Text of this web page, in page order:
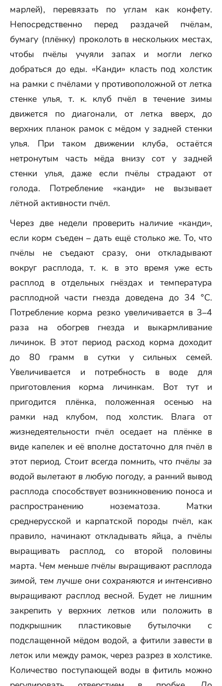
марлей), перевязать по углам как конфету.
Непосредственно перед раздачей пчёлам,
бумагу (плёнку) проколоть в нескольких местах,
чтобы пчёлы учуяли запах и могли легко
добраться до еды. «Канди» класть под холстик
на рамки с пчёлами у противоположной от летка
стенке улья, т. к. клуб пчёл в течение зимы
движется по диагонали, от летка вверх, до
верхних планок рамок с мёдом у задней стенки
улья. При таком движении клуба, остаётся
нетронутым часть мёда внизу сот у задней
стенки улья, даже если пчёлы страдают от
голода. Потребление «канди» не вызывает
лётной активности пчёл.
Через две недели проверить наличие «канди»,
если корм съеден – дать ещё столько же. То, что
пчёлы не съедают сразу, они откладывают
вокруг расплода, т. к. в это время уже есть
расплод в отдельных гнёздах и температура
расплодной части гнезда доведена до 34 °C.
Потребление корма резко увеличивается в 3–4
раза на обогрев гнезда и выкармливание
личинок. В этот период расход корма доходит
до 80 грамм в сутки у сильных семей.
Увеличивается и потребность в воде для
приготовления корма личинкам. Вот тут и
пригодится плёнка, положенная осенью на
рамки над клубом, под холстик. Влага от
жизнедеятельности пчёл оседает на плёнке в
виде капелек и её вполне достаточно для пчёл в
этот период. Стоит всегда помнить, что пчёлы за
водой вылетают в любую погоду, а ранний вывод
расплода способствует возникновению поноса и
распространению нозематоза. Матки
среднерусской и карпатской породы пчёл, как
правило, начинают откладывать яйца, а пчёлы
выращивать расплод, со второй половины
марта. Чем меньше пчёлы выращивают расплода
зимой, тем лучше они сохраняются и интенсивно
выращивают расплод весной. Будет не лишним
закрепить у верхних летков или положить в
подкрышник пластиковые бутылочки с
подслащенной мёдом водой, а фитили завести в
леток или между рамок, через разрез в холстике.
Количество поступающей воды в фитиль можно